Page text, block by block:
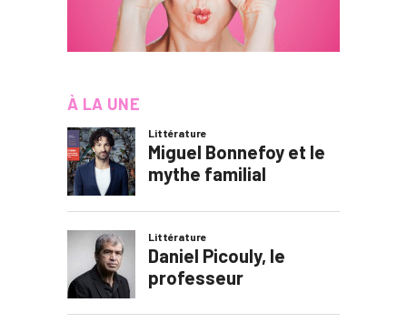
À LA UNE